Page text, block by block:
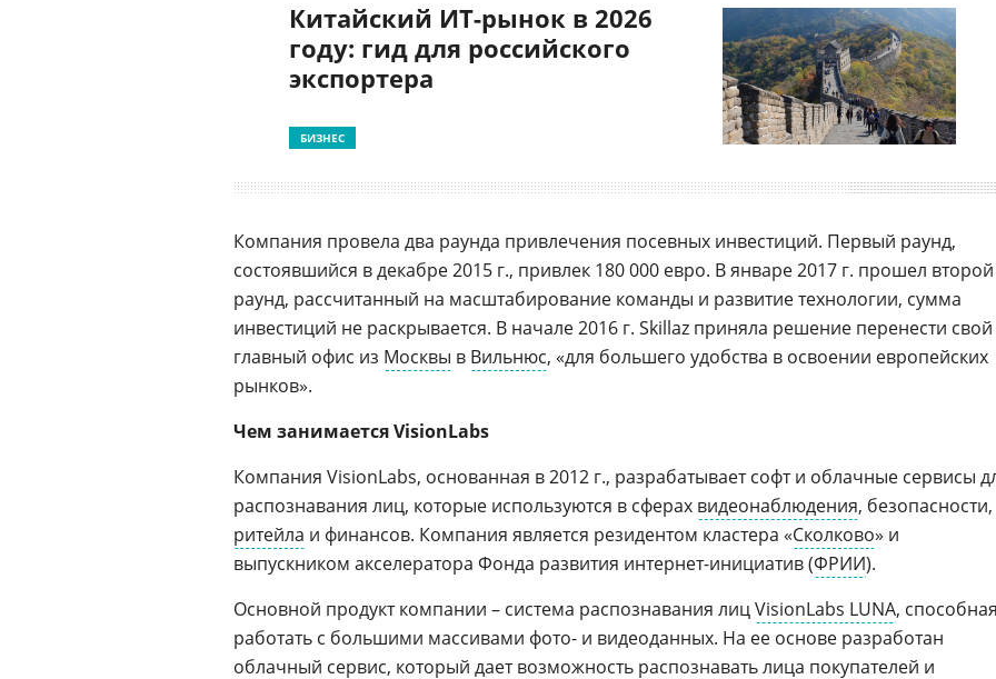
Китайский ИТ-рынок в 2026
году: гид для российского
экспортера
БИЗНЕС
Компания провела два раунда привлечения посевных инвестиций. Первый раунд,
состоявшийся в декабре 2015 г., привлек 180 000 евро. В январе 2017 г. прошел второй
раунд, рассчитанный на масштабирование команды и развитие технологии, сумма
инвестиций не раскрывается. В начале 2016 г. Skillaz приняла решение перенести свой
главный офис из Москвы в Вильнюс, «для большего удобства в освоении европейских
рынков».
Чем занимается VisionLabs
Компания VisionLabs, основанная в 2012 г., разрабатывает софт и облачные сервисы
распознавания лиц, которые используются в сферах видеонаблюдения, безопасности,
ритейла и финансов. Компания является резидентом кластера «Сколково» и
выпускником акселератора Фонда развития интернет-инициатив (ФРИИ).
Основной продукт компании – система распознавания лицVisionLabs LUNA,
работать с большими массивами фото- и видеоданных. На ее основе разработан
облачный сервис, который дает возможность распознавать лица покупателей и